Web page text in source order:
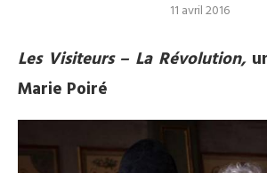
11 avril 2016
Les Visiteurs – La Révolution,
Marie Poiré